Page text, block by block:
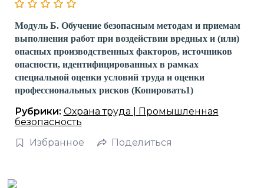
Модуль Б. Обучение безопасным методам и приемам
выполнения работ при воздействии вредных и (или)
опасных производственных факторов, источников
опасности, идентифицированных в рамках
специальной оценки условий труда и оценки
профессиональных рисков (Копировать1)
Рубрики: Охрана труда | Промышленная
безопасность
Избранное
Поделиться